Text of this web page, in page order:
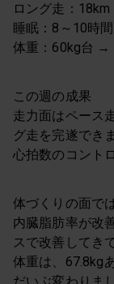
ロング走：18km
睡眠：8～10時
体重：60kg台 →
この週の成果
走力面はペース
グ走を完遂でき
心拍数のコント
体づくりの面で
内臓脂肪率が改
スで改善してき
体重は、67.8kg